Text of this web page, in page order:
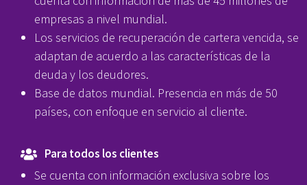
empresas a nivel mundial.
Los servicios de recuperación de cartera vencida, se
adaptan de acuerdo a las características de la
deuda y los deudores.
Base de datos mundial. Presencia en más de 50
países, con enfoque en servicio al cliente.
Para todos los clientes
Se cuenta con información exclusiva sobre los